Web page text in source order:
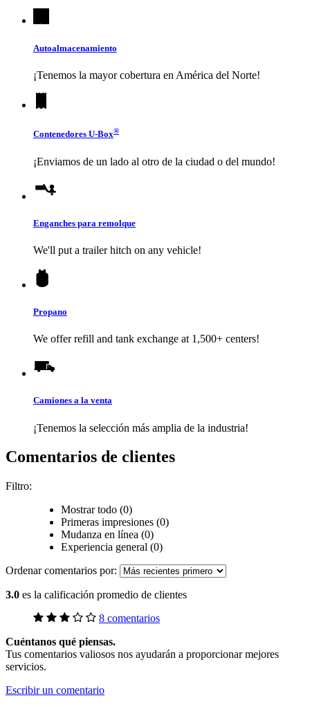
Autoalmacenamiento
¡Tenemos la mayor cobertura en América del Norte!
Contenedores U-Box®
¡Enviamos de un lado al otro de la ciudad o del mundo!
Enganches para remolque
We'll put a trailer hitch on any vehicle!
Propano
We offer refill and tank exchange at 1,500+ centers!
Camiones a la venta
¡Tenemos la selección más amplia de la industria!
Comentarios de clientes
Filtro:
Mostrar todo (0)
Primeras impresiones (0)
Mudanza en línea (0)
Experiencia general (0)
Ordenar comentarios por:
3.0 es la calificación promedio de clientes
8 comentarios
Cuéntanos qué piensas.
Tus comentarios valiosos nos ayudarán a proporcionar mejores
servicios.
Escribir un comentario